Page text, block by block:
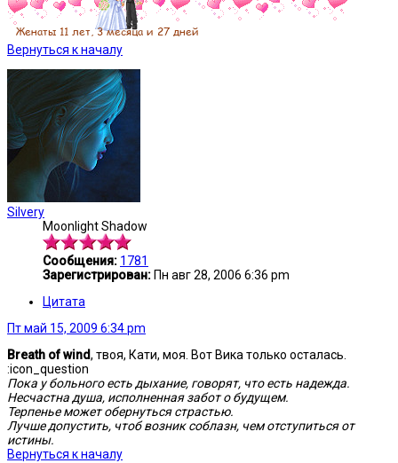
Вернуться к началу
Silvery
Moonlight Shadow
Сообщения: 1781
Зарегистрирован: Пн авг 28, 2006 6:36 pm
Цитата
Пт май 15, 2009 6:34 pm
Breath of wind, твоя, Кати, моя. Вот Вика только осталась.
:icon_question
Пока у больного есть дыхание, говорят, что есть надежда.
Несчастна душа, исполненная забот о будущем.
Терпенье может обернуться страстью.
Лучше допустить, чтоб возник соблазн, чем отступиться от
истины.
Вернуться к началу